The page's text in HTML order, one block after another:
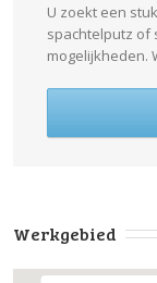
U zoekt een
spachtelputz of
mogelijkheden.
Werkgebied